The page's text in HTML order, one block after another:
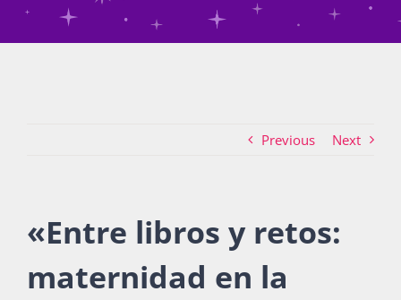
Atención de la violencia de género
La Boletina
Previous Next
«Entre libros y retos:
maternidad en la